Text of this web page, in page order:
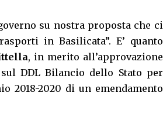
su nostra proposta che ci
in Basilicata”. E’ quanto
, in merito all’approvazione
DDL Bilancio dello Stato per
2018-2020 di un emendamento